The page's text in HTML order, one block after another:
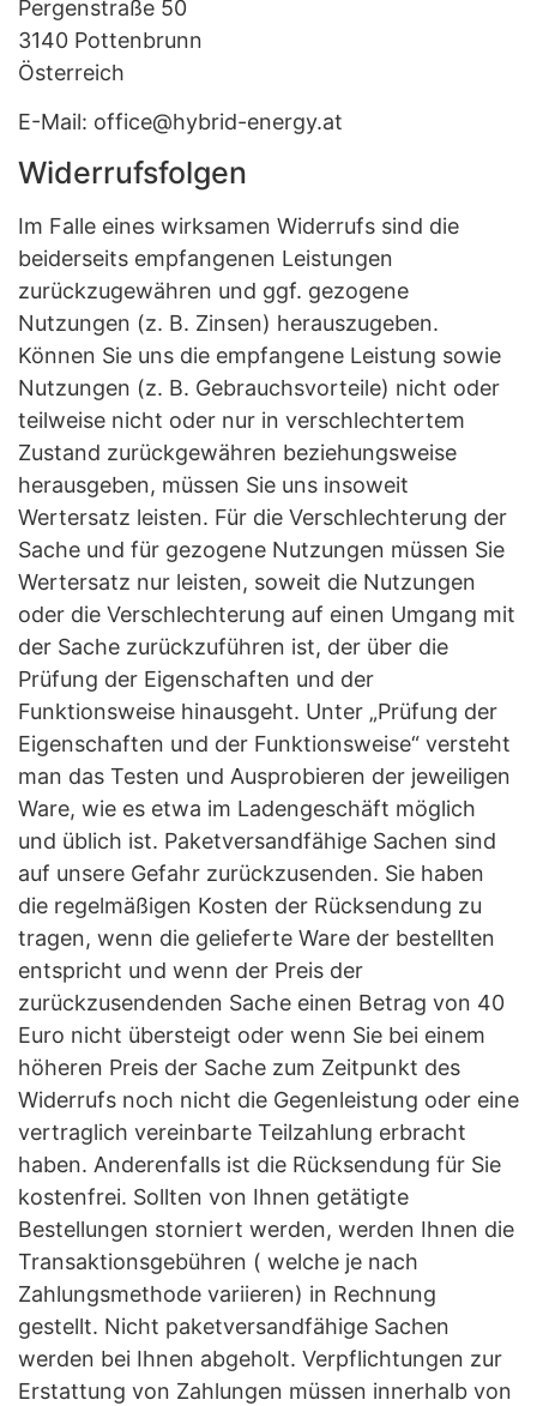
Pergenstraße 50
3140 Pottenbrunn
Österreich
E-Mail: office@hybrid-energy.at
Widerrufsfolgen
Im Falle eines wirksamen Widerrufs sind die
beiderseits empfangenen Leistungen
zurückzugewähren und ggf. gezogene
Nutzungen (z. B. Zinsen) herauszugeben.
Können Sie uns die empfangene Leistung sowie
Nutzungen (z. B. Gebrauchsvorteile) nicht oder
teilweise nicht oder nur in verschlechtertem
Zustand zurückgewähren beziehungsweise
herausgeben, müssen Sie uns insoweit
Wertersatz leisten. Für die Verschlechterung der
Sache und für gezogene Nutzungen müssen Sie
Wertersatz nur leisten, soweit die Nutzungen
oder die Verschlechterung auf einen Umgang mit
der Sache zurückzuführen ist, der über die
Prüfung der Eigenschaften und der
Funktionsweise hinausgeht. Unter „Prüfung der
Eigenschaften und der Funktionsweise“ versteht
man das Testen und Ausprobieren der jeweiligen
Ware, wie es etwa im Ladengeschäft möglich
und üblich ist. Paketversandfähige Sachen sind
auf unsere Gefahr zurückzusenden. Sie haben
die regelmäßigen Kosten der Rücksendung zu
tragen, wenn die gelieferte Ware der bestellten
entspricht und wenn der Preis der
zurückzusendenden Sache einen Betrag von 40
Euro nicht übersteigt oder wenn Sie bei einem
höheren Preis der Sache zum Zeitpunkt des
Widerrufs noch nicht die Gegenleistung oder eine
vertraglich vereinbarte Teilzahlung erbracht
haben. Anderenfalls ist die Rücksendung für Sie
kostenfrei. Sollten von Ihnen getätigte
Bestellungen storniert werden, werden Ihnen die
Transaktionsgebühren ( welche je nach
Zahlungsmethode variieren) in Rechnung
gestellt. Nicht paketversandfähige Sachen
werden bei Ihnen abgeholt. Verpflichtungen zur
Erstattung von Zahlungen müssen innerhalb von